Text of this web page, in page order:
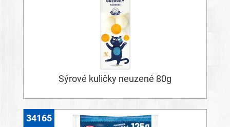
Sýrové kuličky neuzené 80g
34165